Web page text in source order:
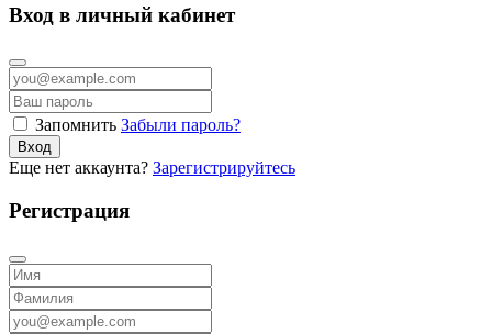
Вход в личный кабинет
Запомнить Забыли пароль?
Вход
Еще нет аккаунта? Зарегистрируйтесь
Регистрация